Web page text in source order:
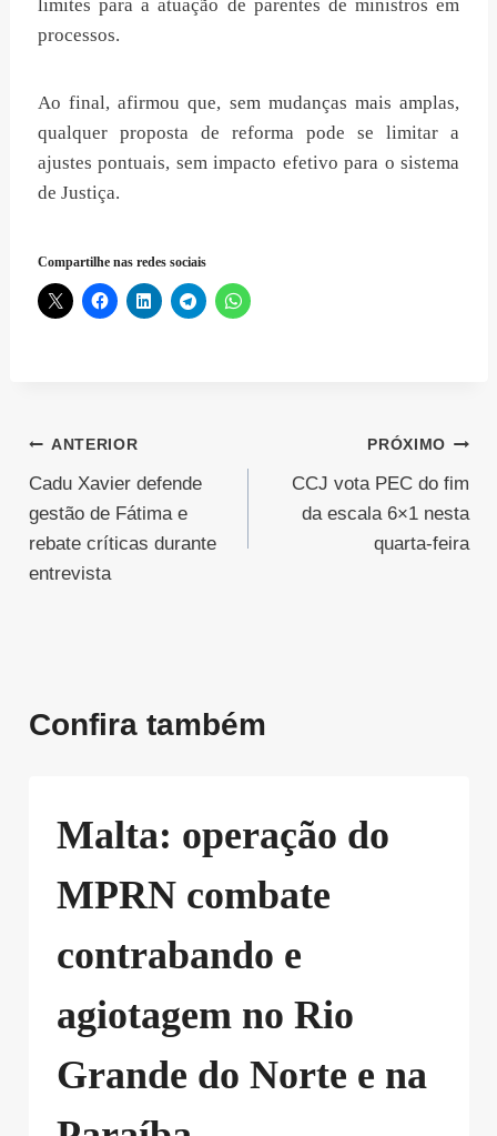
limites para a atuação de parentes de ministros em
processos.
Ao final, afirmou que, sem mudanças mais amplas,
qualquer proposta de reforma pode se limitar a
ajustes pontuais, sem impacto efetivo para o sistema
de Justiça.
Compartilhe nas redes sociais
Navegação
de
Post
ANTERIOR
Cadu Xavier defende
gestão de Fátima e
rebate críticas durante
entrevista
PRÓXIMO
CCJ vota PEC do fim
da escala 6×1 nesta
quarta-feira
Confira também
Malta: operação do
MPRN combate
contrabando e
agiotagem no Rio
Grande do Norte e na